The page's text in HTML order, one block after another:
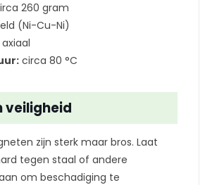
260 gram
(Ni-Cu-Ni)
axiaal
circa 80 °C
veiligheid
zijn sterk maar bros. Laat
tegen staal of andere
om beschadiging te